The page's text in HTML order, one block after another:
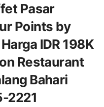
Pasar
Points by
IDR 198K
Restaurant
Bahari
2221